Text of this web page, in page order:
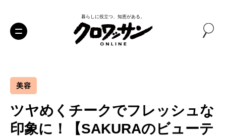
暮らしに役立つ、知恵がある。
美容
ツヤめくチークでフレッシュな
印象に！【SAKURAのビューテ